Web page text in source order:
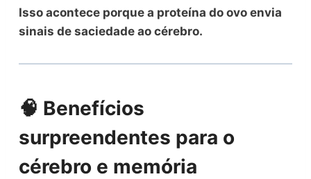
Isso acontece porque a proteína do ovo envia
sinais de saciedade ao cérebro.
🧠 Benefícios
surpreendentes para o
cérebro e memória